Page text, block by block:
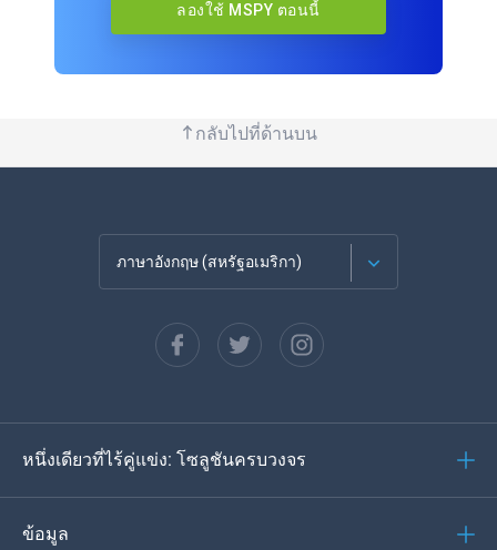
ลองใช้ MSPY ตอนนี้
กลับไปที่ด้านบน
ภาษาอังกฤษ (สหรัฐอเมริกา)
Español
ภาษาเยอรมัน
โปรตุเกส
หนึ่งเดียวที่ไร้คู่แข่ง: โซลูชันครบวงจร
ข้อมูล